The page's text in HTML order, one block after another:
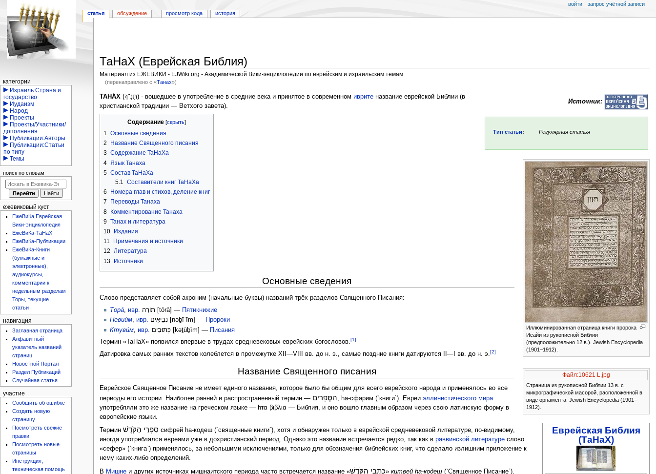
ТаНаХ (Еврейская Библия)
Материал из ЕЖЕВИКИ - EJWiki.org - Академической Вики-энциклопедии по еврейским и израильским темам
(перенаправлено с «Танах»)
Перейти
к
навигации
Перейти
к
поиску
Источник:
Тип статьи: Регулярная статья
Иллюминированная страница книги пророка
Исайи из рукописной Библии
(предположительно 12 в.). Jewish Encyclopedia
(1901–1912).
Файл:10621 L.jpg
Страница из рукописной Библии 13 в. с
микрографической масорой, расположенной в
виде орнамента. Jewish Encyclopedia (1901–
1912).
Еврейская Библия
(ТаНаХ)
ТАНА́Х (תַּנַ"ךְ) - вошедшее в употребление в средние века и принятое в современномиврите название еврейской Библии (в
христианской традиции — Ветхого завета).
Содержание
1 Основные сведения
2
Название Священного писания
3 Содержание ТаНаХа
4 Язык Танаха
5 Состав ТаНаХа
5.1 Составители книг ТаНаХа
6
Номера глав и стихов, деление книг
7
Переводы Танаха
8 Комментирование Танаха
9 Танах и литература
10
Издания
11
Примечания и источники
12 Литература
13 Источники
Основные сведения
Слово представляет собой акроним (начальные буквы) названий трёх разделов Священного Писания:
Тора́, ивр. תּוֹרָה tōrā] —
Пятикнижие
Невии́м, ивр. נְבִיאִים nəḇīʾīm ] —
Пророки
Ктуви́м, ивр. כְּתוּבִים ‎ [kəṯūḇīm] — Писания
Термин «ТаНаХ» появился впервые в трудах средневековых еврейских богословов.[1]
Датировка самых ранних текстов колеблется в промежутке XII—VIII вв. до н. э., самые поздние книги датируются II—I вв. до н. э.[2]
Название Священного писания
Еврейское Священное Писание не имеет единого названия, которое было бы общим для всего еврейского народа и применялось во все
периоды его истории. Наиболее ранний и распространенный термин — הַסְּפָרִים, hа-сфарим (`книги`). Евреиэллинистического мира
употребляли это же название на греческом языке — hτα βιβλια — Библия, и оно вошло главным образом через свою латинскую форму в
европейские языки.
Терминסִפְרֵי הַקֹּדֶשׁ сифрей hа-кодеш (`священные книги`), хотя и обнаружен только в еврейской средневековой литературе, по-видимому,
иногда употреблялся евреями уже в дохристианский период. Однако это название встречается редко, так как враввинской литературе слово
«сефер» (`книга`) применялось, за небольшими исключениями, только для обозначения библейских книг, что сделало излишним приложение к
нему каких-либо определений.
В Мишне и других источниках мишнаитского периода часто встречается название «כִּתְבֵי הַקֹּדֶשׁ»китвей hа-кодеш (`Священное Писание`).
Навигация
статья обсуждение просмотр кода история
войти запрос учётной записи
категории
Израиль:Страна и
государство
Иудаизм
Народ
Проекты
Проекты/Участники/
дополнения
Публикации:Авторы
Публикации:Статьи
по типу
Темы
поиск по словам
ежевиковый куст
ЕжеВиКа,Еврейская
Вики-энциклопедия
ЕжеВиКа-ТаНаХ
ЕжеВиКа-Публикации
ЕжеВиКа-Книги
(бумажные и
электронные),
аудиокурсы,
комментарии к
недельным разделам
Торы, текущие
статьи
навигация
Заглавная страница
Алфавитный
указатель названий
страниц
Новостной Портал
Раздел Публикаций
Случайная статья
участие
Сообщить об ошибке
Создать новую
страницу
Посмотреть свежие
правки
Посмотреть новые
страницы
Инструкция,
техническая помощь